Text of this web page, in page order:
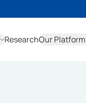
ResearchOur Platform